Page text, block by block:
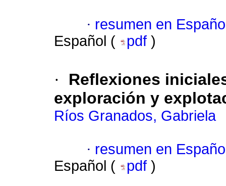
· resumen en
Español (
pdf )
·
Reflexiones
exploración y
Ríos Granados, Gabriela
· resumen en
Español (
pdf )